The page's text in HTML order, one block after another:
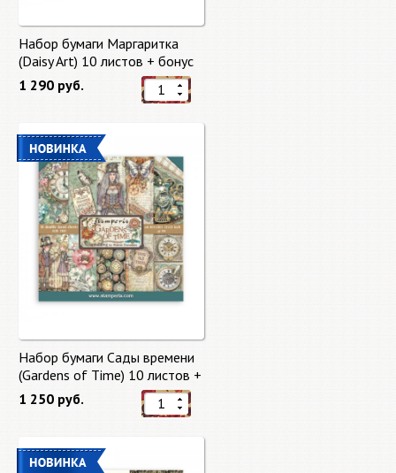
Набор бумаги Маргаритка
(Daisy Art) 10 листов + бонус
от Stamperia
1 290 руб.
Набор бумаги Сады времени
(Gardens of Time) 10 листов +
бонус от Stamperia
1 250 руб.